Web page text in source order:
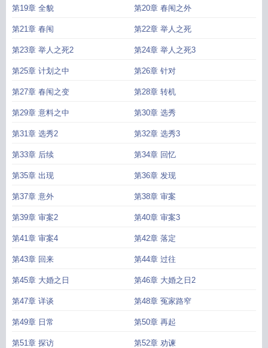
第19章 全貌 第20章 春闱之外
第21章 春闱 第22章 举人之死
第23章 举人之死2 第24章 举人之死3
第25章 计划之中 第26章 针对
第27章 春闱之变 第28章 转机
第29章 意料之中 第30章 选秀
第31章 选秀2 第32章 选秀3
第33章 后续 第34章 回忆
第35章 出现 第36章 发现
第37章 意外 第38章 审案
第39章 审案2 第40章 审案3
第41章 审案4 第42章 落定
第43章 回来 第44章 过往
第45章 大婚之日 第46章 大婚之日2
第47章 详谈 第48章 冤家路窄
第49章 日常 第50章 再起
第51章 探访 第52章 劝谏